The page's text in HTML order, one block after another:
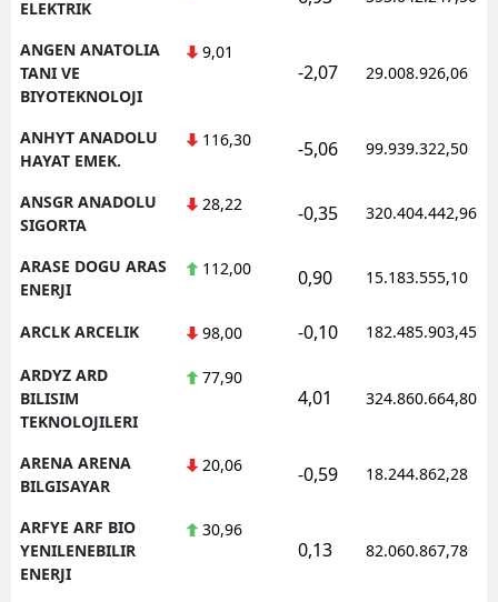
ELEKTRIK
ANGEN ANATOLIA
TANI VE
BIYOTEKNOLOJI
9,01
-2,07 29.008.926,06
ANHYT ANADOLU
HAYAT EMEK.
116,30 -5,06 99.939.322,50
ANSGR ANADOLU
SIGORTA
28,22 -0,35 320.404.442,96
ARASE DOGU ARAS
ENERJI
112,00 0,90 15.183.555,10
ARCLK ARCELIK 98,00 -0,10 182.485.903,45
ARDYZ ARD
BILISIM
TEKNOLOJILERI
77,90
4,01 324.860.664,80
ARENA ARENA
BILGISAYAR
20,06 -0,59 18.244.862,28
ARFYE ARF BIO
YENILENEBILIR
ENERJI
30,96
0,13 82.060.867,78